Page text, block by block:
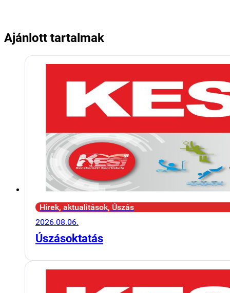
Ajánlott tartalmak
Hírek, aktualitások, Úszás
2026.08.06.
Úszásoktatás